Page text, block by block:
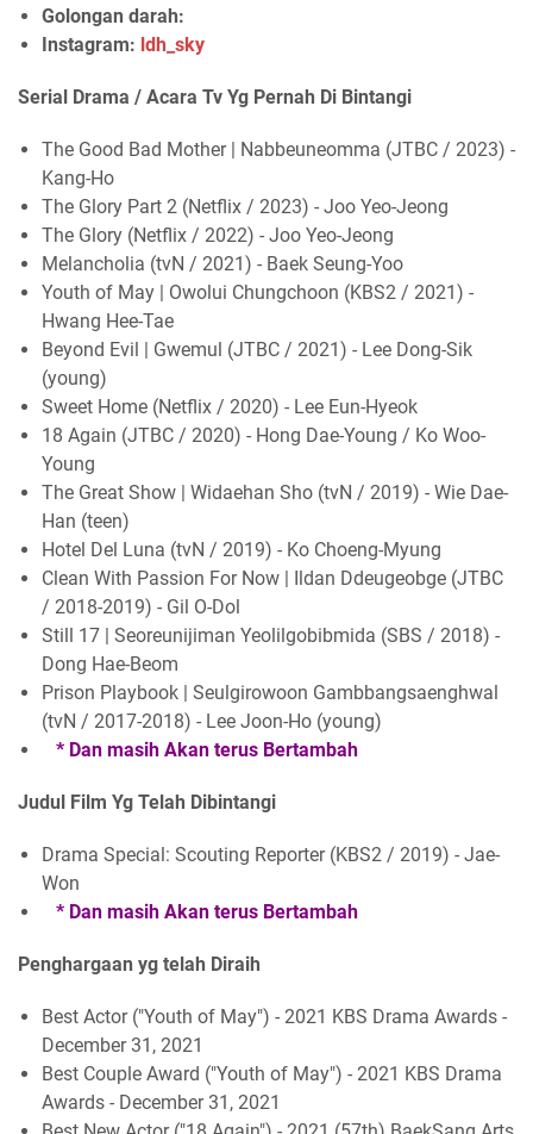
Golongan darah:
Instagram: ldh_sky
Serial Drama / Acara Tv Yg Pernah Di Bintangi
The Good Bad Mother | Nabbeuneomma (JTBC / 2023) -
Kang-Ho
The Glory Part 2 (Netflix / 2023) - Joo Yeo-Jeong
The Glory (Netflix / 2022) - Joo Yeo-Jeong
Melancholia (tvN / 2021) - Baek Seung-Yoo
Youth of May | Owolui Chungchoon (KBS2 / 2021) -
Hwang Hee-Tae
Beyond Evil | Gwemul (JTBC / 2021) - Lee Dong-Sik
(young)
Sweet Home (Netflix / 2020) - Lee Eun-Hyeok
18 Again (JTBC / 2020) - Hong Dae-Young / Ko Woo-
Young
The Great Show | Widaehan Sho (tvN / 2019) - Wie Dae-
Han (teen)
Hotel Del Luna (tvN / 2019) - Ko Choeng-Myung
Clean With Passion For Now | Ildan Ddeugeobge (JTBC
/ 2018-2019) - Gil O-Dol
Still 17 | Seoreunijiman Yeolilgobibmida (SBS / 2018) -
Dong Hae-Beom
Prison Playbook | Seulgirowoon Gambbangsaenghwal
(tvN / 2017-2018) - Lee Joon-Ho (young)
* Dan masih Akan terus Bertambah
Judul Film Yg Telah Dibintangi
Drama Special: Scouting Reporter (KBS2 / 2019) - Jae-
Won
* Dan masih Akan terus Bertambah
Penghargaan yg telah Diraih
Best Actor ("Youth of May") - 2021 KBS Drama Awards -
December 31, 2021
Best Couple Award ("Youth of May") - 2021 KBS Drama
Awards - December 31, 2021